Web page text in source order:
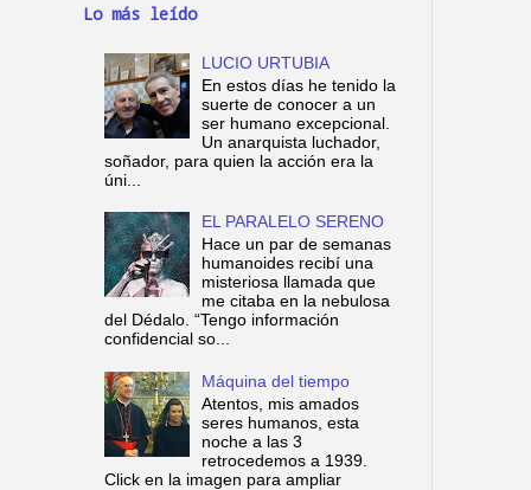
Lo más leído
LUCIO URTUBIA
En estos días he tenido la
suerte de conocer a un
ser humano excepcional.
Un anarquista luchador,
soñador, para quien la acción era la
úni...
EL PARALELO SERENO
Hace un par de semanas
humanoides recibí una
misteriosa llamada que
me citaba en la nebulosa
del Dédalo. “Tengo información
confidencial so...
Máquina del tiempo
Atentos, mis amados
seres humanos, esta
noche a las 3
retrocedemos a 1939.
Click en la imagen para ampliar